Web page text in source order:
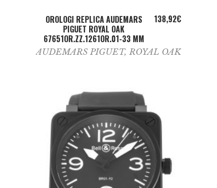
ADD TO CART
OROLOGI REPLICA AUDEMARS
PIGUET ROYAL OAK
67651OR.ZZ.1261OR.01-33 MM
138,92€
AUDEMARS PIGUET, ROYAL OAK